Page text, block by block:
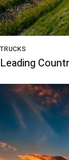
TRUCKS
Leading